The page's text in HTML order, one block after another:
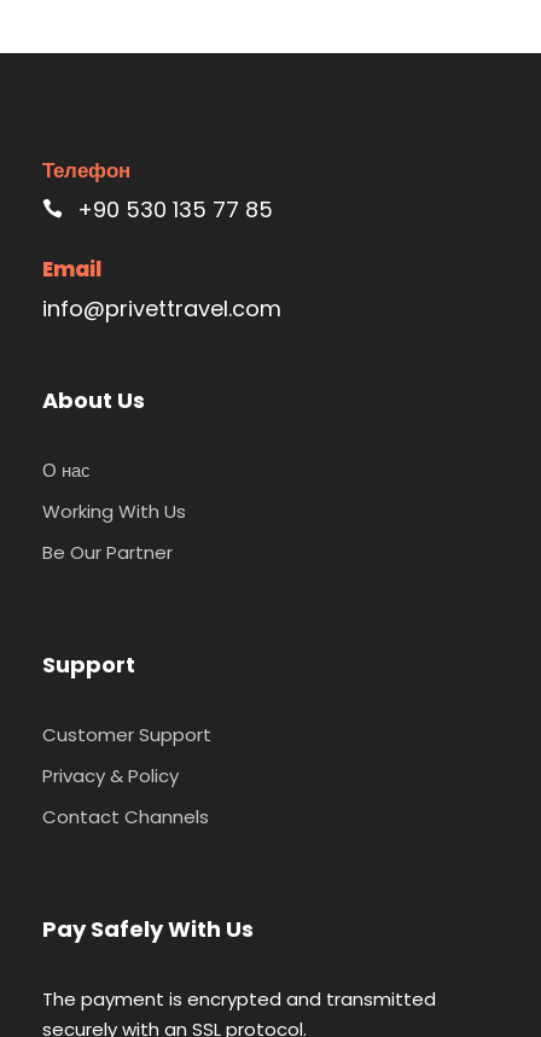
Телефон
+90 530 135 77 85
Email
info@privettravel.com
About Us
О нас
Working With Us
Be Our Partner
Support
Customer Support
Privacy & Policy
Contact Channels
Pay Safely With Us
The payment is encrypted and transmitted
securely with an SSL protocol.